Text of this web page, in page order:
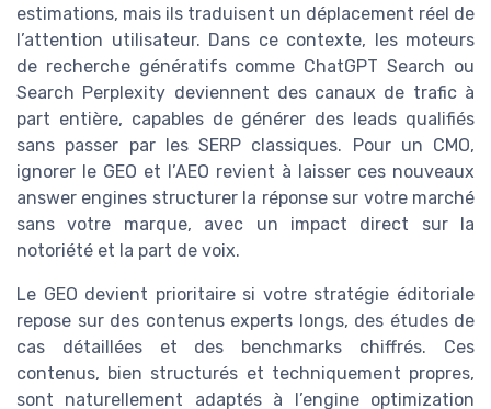
estimations, mais ils traduisent un déplacement réel de
l’attention utilisateur. Dans ce contexte, les moteurs
de recherche génératifs comme ChatGPT Search ou
Search Perplexity deviennent des canaux de trafic à
part entière, capables de générer des leads qualifiés
sans passer par les SERP classiques. Pour un CMO,
ignorer le GEO et l’AEO revient à laisser ces nouveaux
answer engines structurer la réponse sur votre marché
sans votre marque, avec un impact direct sur la
notoriété et la part de voix.
Le GEO devient prioritaire si votre stratégie éditoriale
repose sur des contenus experts longs, des études de
cas détaillées et des benchmarks chiffrés. Ces
contenus, bien structurés et techniquement propres,
sont naturellement adaptés à l’engine optimization